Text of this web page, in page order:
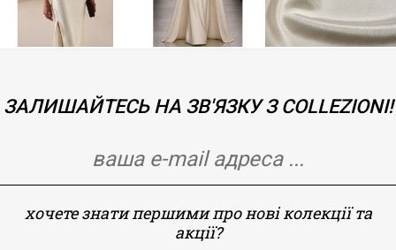
ЗАЛИШАЙТЕСЬ НА ЗВ'ЯЗКУ З COLLEZIONI!
хочете знати першими про нові колекції та
акції?